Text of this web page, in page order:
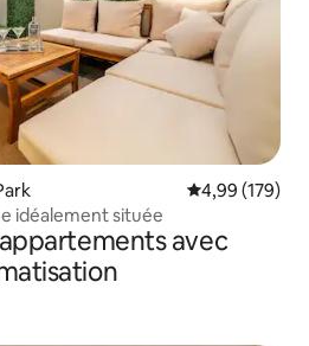
Évaluation
4,99 (179)
idéalement située
avec